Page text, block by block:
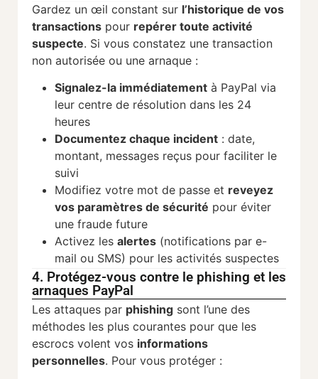
Gardez un œil constant sur l’historique de vos
transactions pour repérer toute activité
suspecte. Si vous constatez une transaction
non autorisée ou une arnaque :
Signalez-la immédiatement à PayPal via
leur centre de résolution dans les 24
heures
Documentez chaque incident : date,
montant, messages reçus pour faciliter le
suivi
Modifiez votre mot de passe et reveyez
vos paramètres de sécurité pour éviter
une fraude future
Activez les alertes (notifications par e-
mail ou SMS) pour les activités suspectes
4. Protégez-vous contre le phishing et les
arnaques PayPal
Les attaques par phishing sont l’une des
méthodes les plus courantes pour que les
escrocs volent vos informations
personnelles. Pour vous protéger :